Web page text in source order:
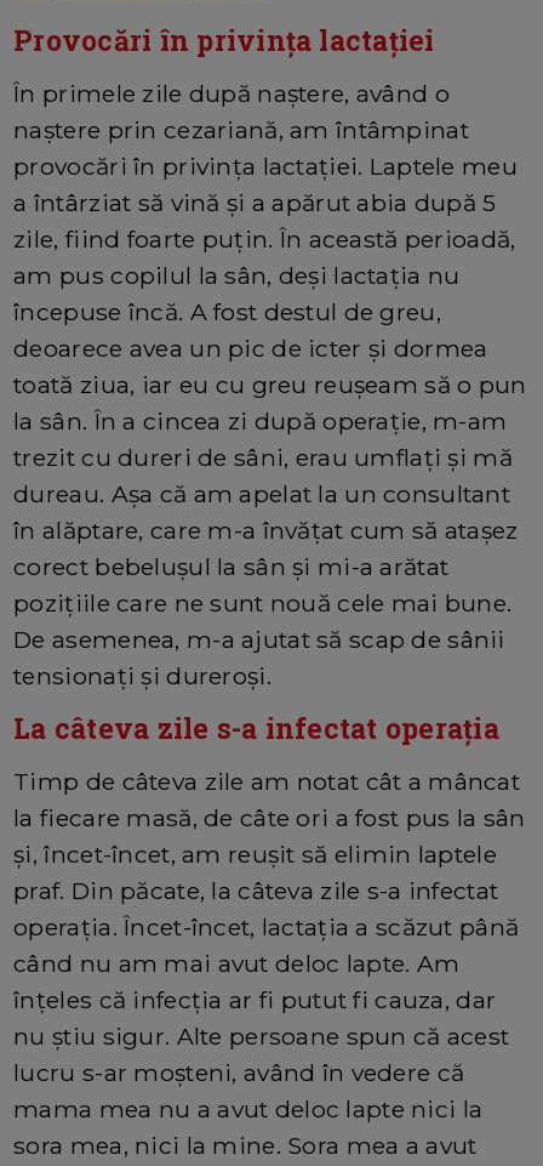
Provocări în privința lactației
În primele zile după naștere, având o
naștere prin cezariană, am întâmpinat
provocări în privința lactației. Laptele meu
a întârziat să vină și a apărut abia după 5
zile, fiind foarte puțin. În această perioadă,
am pus copilul la sân, deși lactația nu
începuse încă. A fost destul de greu,
deoarece avea un pic de icter și dormea
toată ziua, iar eu cu greu reușeam să o pun
la sân. În a cincea zi după operație, m-am
trezit cu dureri de sâni, erau umflați și mă
dureau. Așa că am apelat la un consultant
în alăptare, care m-a învățat cum să atașez
corect bebelușul la sân și mi-a arătat
pozițiile care ne sunt nouă cele mai bune.
De asemenea, m-a ajutat să scap de sânii
tensionați și dureroși.
La câteva zile s-a infectat operația
Timp de câteva zile am notat cât a mâncat
la fiecare masă, de câte ori a fost pus la sân
și, încet-încet, am reușit să elimin laptele
praf. Din păcate, la câteva zile s-a infectat
operația. Încet-încet, lactația a scăzut până
când nu am mai avut deloc lapte. Am
înțeles că infecția ar fi putut fi cauza, dar
nu știu sigur. Alte persoane spun că acest
lucru s-ar moșteni, având în vedere că
mama mea nu a avut deloc lapte nici la
sora mea, nici la mine. Sora mea a avut